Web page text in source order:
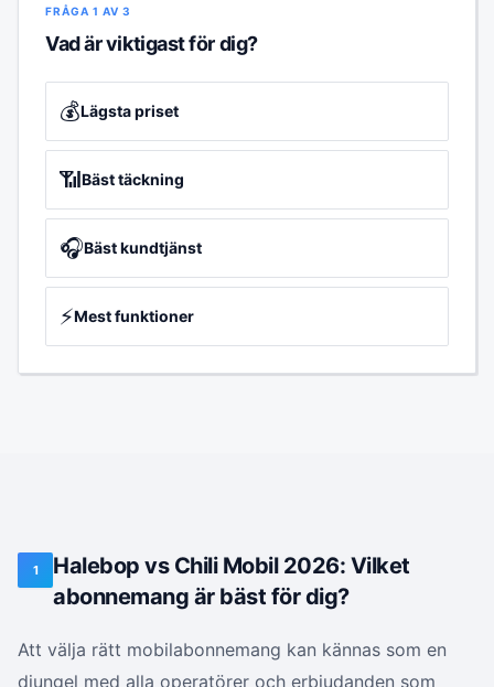
FRÅGA 1 AV 3
Vad är viktigast för dig?
💰Lägsta priset
📶Bäst täckning
🎧Bäst kundtjänst
⚡Mest funktioner
1
Halebop vs Chili Mobil 2026: Vilket
abonnemang är bäst för dig?
Att välja rätt mobilabonnemang kan kännas som en
djungel med alla operatörer och erbjudanden som